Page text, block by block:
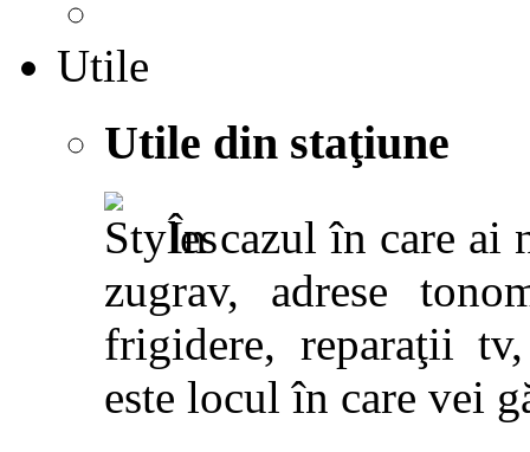
Utile
Utile din staţiune
În cazul în care ai
zugrav, adrese
frigidere, reparaţii
este locul în care vei